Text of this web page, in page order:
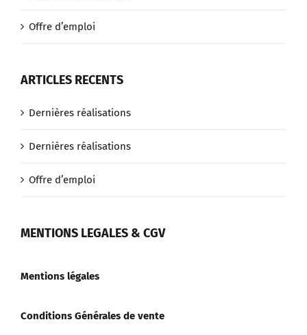
Offre d’emploi
ARTICLES RECENTS
Dernières réalisations
Dernières réalisations
Offre d’emploi
MENTIONS LEGALES & CGV
Mentions légales
Conditions Générales de vente